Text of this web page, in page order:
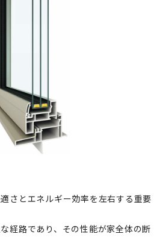
さとエネルギー効率を左右する重要
経路であり、その性能が家全体の断